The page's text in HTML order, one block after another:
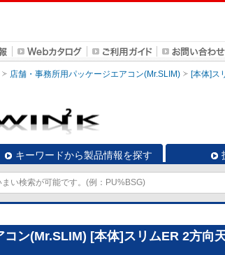
店舗・事務所用パッケージエアコン(Mr.SLIM) [本体]ス
キーワードから製品情報を探す
ン(Mr.SLIM) [本体]スリムER 2方向